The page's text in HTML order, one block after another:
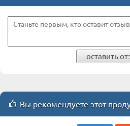
оставить
Вы рекомендуете этот